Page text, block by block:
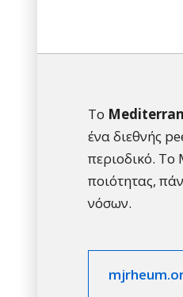
Το
ένα διεθνής
περιοδικό.
ποιότητας,
νόσων.